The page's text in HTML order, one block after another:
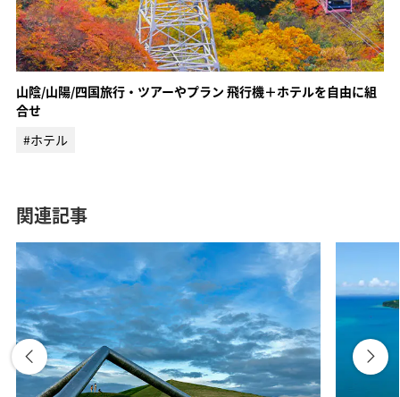
ANAトラベラーズ厳選 あわら ANAトラベラーズ厳選 飛騨
関西エリア
山陰/山陽/四国旅行・ツアーやプラン 飛行機＋ホテルを自由に組
合せ
#ホテル
関連記事